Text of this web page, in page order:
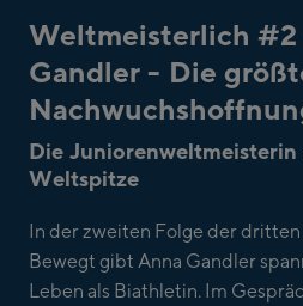
Weltmeisterlich #2
Gandler - Die
Die
Weltspitze
In der zweiten Folge der
Bewegt gibt Anna Gandler
Leben als Biathletin. Im